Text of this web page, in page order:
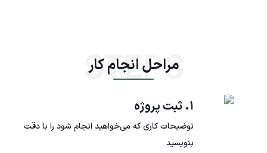
مراحل انجام کار
STEPS
۱. ثبت پروژه
توضیحات کاری که می‌خواهید انجام شود را با دقت
بنویسید